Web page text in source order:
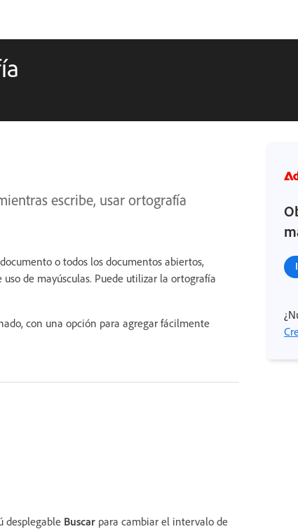
escribe, usar ortografía
o todos los documentos abiertos,
de mayúsculas. Puede utilizar la ortografía
con una opción para agregar fácilmente
desplegable Buscar para cambiar el intervalo de